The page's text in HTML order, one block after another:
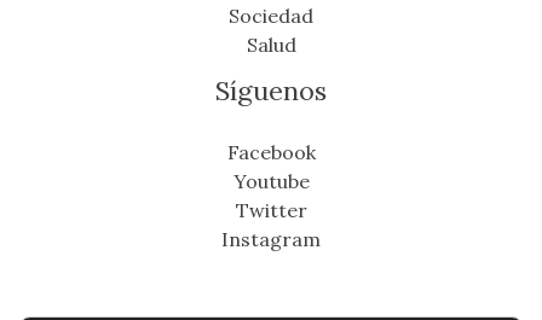
Sociedad
Salud
Síguenos
Facebook
Youtube
Twitter
Instagram